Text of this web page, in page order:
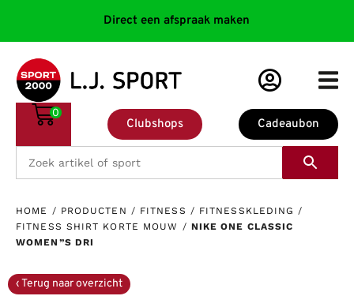
Direct een afspraak maken
Cadeaubon
Clubshops
0
HOME / PRODUCTEN / FITNESS / FITNESSKLEDING /
FITNESS SHIRT KORTE MOUW / NIKE ONE CLASSIC
WOMEN”S DRI